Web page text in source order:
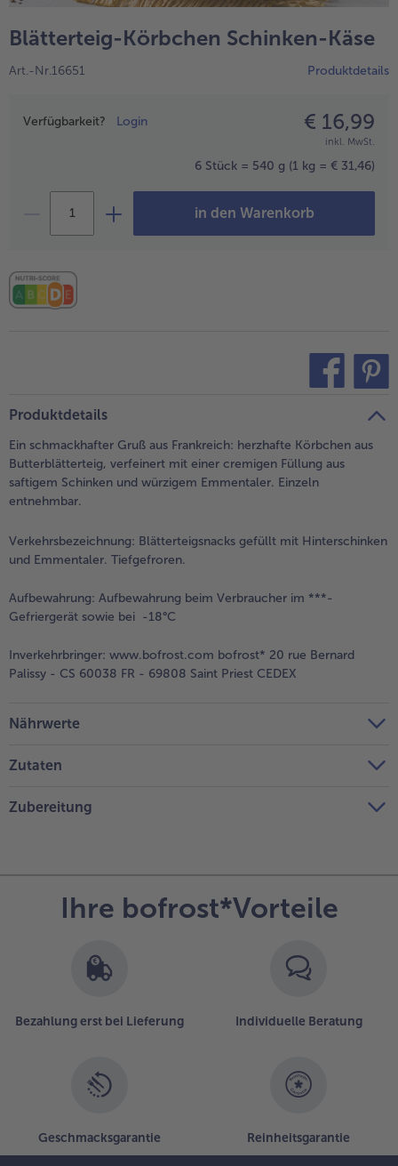
alle Obst
alle Süße Vielfalt
Confiserie & Feinkost
alle Küchenhelfer
Blätterteig-Körbchen Schinken-Käse
Art.-Nr.16651 Produktdetails
Preisangabe
Verfügbarkeit? Login € 16,99
inkl. MwSt.
6 Stück = 540 g (1 kg = € 31,46)
in den Warenkorb
Produktdetails
Ein schmackhafter Gruß aus Frankreich: herzhafte Körbchen aus
Butterblätterteig, verfeinert mit einer cremigen Füllung aus
saftigem Schinken und würzigem Emmentaler. Einzeln
entnehmbar.
Verkehrsbezeichnung: Blätterteigsnacks gefüllt mit Hinterschinken
und Emmentaler. Tiefgefroren.
Aufbewahrung: Aufbewahrung beim Verbraucher im ***-
Gefriergerät sowie bei -18°C
Inverkehrbringer: www.bofrost.com bofrost* 20 rue Bernard
Palissy - CS 60038 FR - 69808 Saint Priest CEDEX
Nährwerte
Zutaten
Zubereitung
Ihre bofrost*Vorteile
Bezahlung erst bei Lieferung Individuelle Beratung
Geschmacksgarantie Reinheitsgarantie